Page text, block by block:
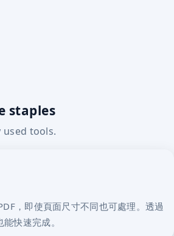
staples
tools.
，即使頁面尺寸不同也可處理。透過
快速完成。